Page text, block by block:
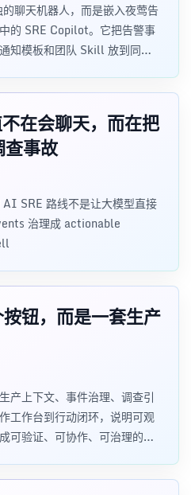
聊天机器人，而是嵌入夜莺告
的 SRE Copilot。它把告警事
知模板和团队 Skill 放到同一
在会聊天，而在把
事故
SRE 路线不是让大模型直接
治理成 actionable
钮，而是一套生产
产上下文、事件治理、调查引
工作台到行动闭环，说明可观
可验证、可协作、可治理的生